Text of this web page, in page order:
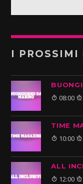
I PROSSIMI
08:00
TIME
10:00
ALL
12:00